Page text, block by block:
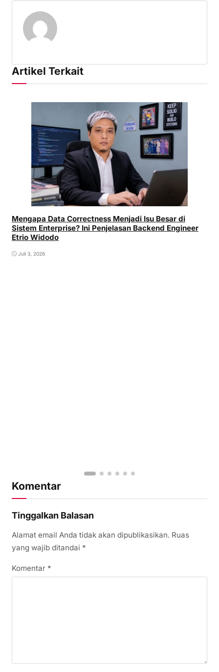
Artikel Terkait
Mengapa Data Correctness Menjadi Isu Besar di
Sistem Enterprise? Ini Penjelasan Backend Engineer
Etrio Widodo
Juli 3, 2026
Komentar
Tinggalkan Balasan
Alamat email Anda tidak akan dipublikasikan. Ruas
yang wajib ditandai *
Komentar *